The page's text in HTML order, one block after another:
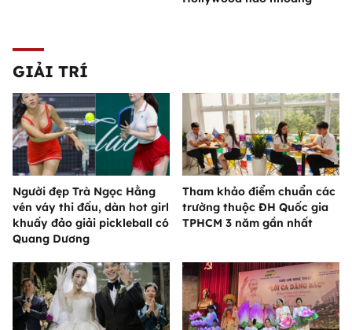
GIẢI TRÍ
Người đẹp Trà Ngọc Hằng
vén váy thi đấu, dàn hot girl
khuấy đảo giải pickleball có
Quang Dương
Tham khảo điểm chuẩn các
trường thuộc ĐH Quốc gia
TPHCM 3 năm gần nhất